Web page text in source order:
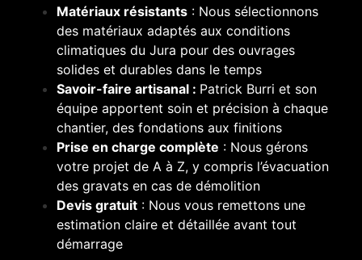
Matériaux résistants : Nous sélectionnons
des matériaux adaptés aux conditions
climatiques du Jura pour des ouvrages
solides et durables dans le temps
Savoir-faire artisanal : Patrick Burri et son
équipe apportent soin et précision à chaque
chantier, des fondations aux finitions
Prise en charge complète : Nous gérons
votre projet de A à Z, y compris l’évacuation
des gravats en cas de démolition
Devis gratuit : Nous vous remettons une
estimation claire et détaillée avant tout
démarrage